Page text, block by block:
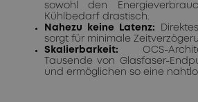
sowohl den
Kühlbedarf drastisch.
Nahezu keine Latenz:
sorgt für minimale
Skalierbarkeit: OCS-
Tausende von Glasfaser-
und ermöglichen so eine